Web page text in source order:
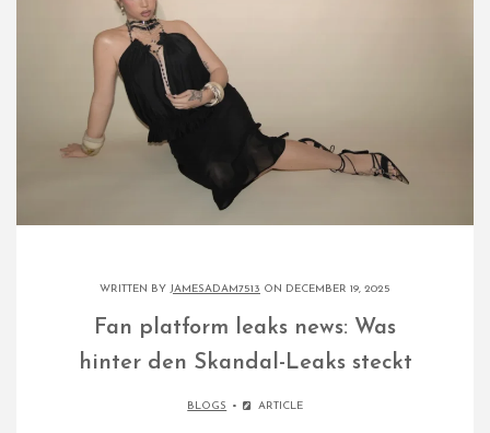
WRITTEN BY JAMESADAM7513 ON DECEMBER 19, 2025
Fan platform leaks news: Was
hinter den Skandal-Leaks steckt​
BLOGS ARTICLE